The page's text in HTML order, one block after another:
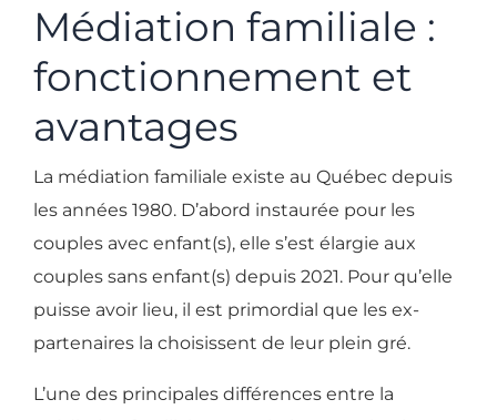
Médiation familiale :
fonctionnement et
avantages
La médiation familiale existe au Québec depuis
les années 1980. D’abord instaurée pour les
couples avec enfant(s), elle s’est élargie aux
couples sans enfant(s) depuis 2021. Pour qu’elle
puisse avoir lieu, il est primordial que les ex-
partenaires la choisissent de leur plein gré.
L’une des principales différences entre la